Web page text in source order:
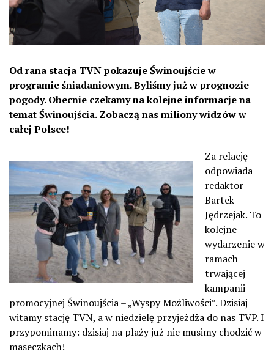
Od rana stacja TVN pokazuje Świnoujście w
programie śniadaniowym. Byliśmy już w prognozie
pogody. Obecnie czekamy na kolejne informacje na
temat Świnoujścia. Zobaczą nas miliony widzów w
całej Polsce!
Za relację
odpowiada
redaktor
Bartek
Jędrzejak. To
kolejne
wydarzenie w
ramach
trwającej
kampanii
promocyjnej Świnoujścia – „Wyspy Możliwości”. Dzisiaj
witamy stację TVN, a w niedzielę przyjeżdża do nas TVP. I
przypominamy: dzisiaj na plaży już nie musimy chodzić w
maseczkach!